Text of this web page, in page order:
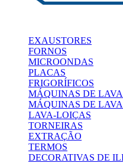
EXAUSTORES
FORNOS
MICROONDAS
PLACAS
FRIGORÍFICOS
MÁQUINAS DE
MÁQUINAS DE
LAVA-LOIÇAS
TORNEIRAS
EXTRAÇÃO
TERMOS
DECORATIVAS DE